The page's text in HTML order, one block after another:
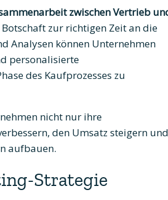
zwischen Vertrieb
zur richtigen Zeit an die
Analysen können Unternehmen
personalisierte
des Kaufprozesses zu
nicht nur ihre
den Umsatz steigern und
aufbauen.
Strategie